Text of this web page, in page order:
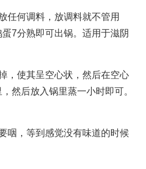
何调料，放调料就不管用
7分熟即可出锅。适用于滋阴
使其呈空心状，然后在空心
然后放入锅里蒸一小时即可。
，等到感觉没有味道的时候